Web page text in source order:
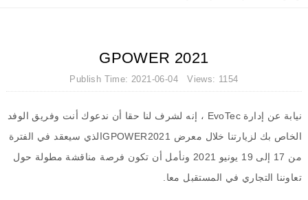
GPOWER 2021
Publish Time: 2021-06-04 Views: 1154
نيابة عن إدارة EvoTec ، إنه لشرف لنا حقا أن ندعوك أنت وفريق الوفد
الخاص بك لزيارتنا خلال معرض GPOWER2021الذي سيعقد في الفترة
من 17 إلى 19 يونيو 2021 ونأمل أن تكون فرصة مناقشة مطولة حول
تعاوننا التجاري في المستقبل معا